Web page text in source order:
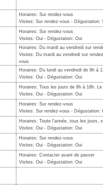
Horaires: Sur rendez-vous
Visites: Sur rendez-vous - Dégustation:
Horaires: Sur rendez-vous
Visites: Oui - Dégustation: Oui
Horaires: Du mardi au vendredi sur
Visites: Du mardi au vendredi sur
vous
Horaires: Du lundi au vendredi de 8h à
Visites: Oui - Dégustation: Oui
Horaires: Tous les jours de 8h à 18h.
Visites: Oui - Dégustation: Oui
Horaires: Sur rendez-vous
Visites: Sur rendez-vous - Dégustation:
Horaires: Toute l'année, tous les jours,
Visites: Oui - Dégustation: Oui
Horaires: Sur rendez-vous
Visites: Oui - Dégustation: Oui
Horaires: Contacter avant de passer
Visites: Oui - Dégustation: Oui